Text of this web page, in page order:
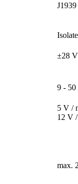
J1939
±28 V
9 -
5 V /
12 V
max.